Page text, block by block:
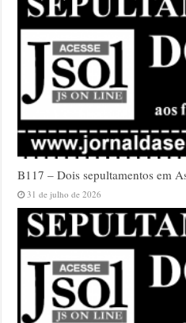
B117 – Dois sepultamentos em
31 de julho de 2026